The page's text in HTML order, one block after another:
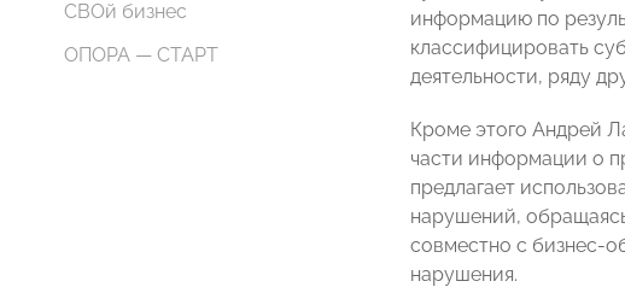
СВОй бизнес
ОПОРА — СТАРТ
информацию по
классифицировать
деятельности, ряду
Кроме этого Андрей
части информации о
предлагает
нарушений,
совместно с бизнес-
нарушения.